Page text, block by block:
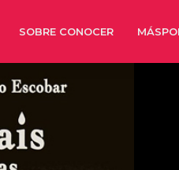
SOBRE CONOCER